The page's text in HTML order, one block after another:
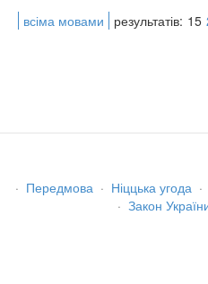
всіма мовами
результатів: 15
· Передмова · Ніццька угода ·
· Закон